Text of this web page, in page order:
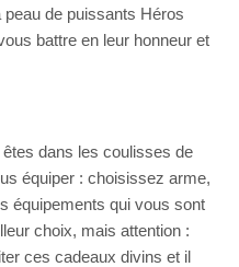
de puissants Héros
battre en leur honneur et
dans les coulisses de
équiper : choisissez arme,
équipements qui vous sont
choix, mais attention :
ces cadeaux divins et il